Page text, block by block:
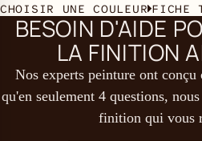
CHOISIR UNE COULEUR FICHE
BESOIN D'AIDE
LA FINITION
Nos experts peinture ont
qu'en seulement 4 questions,
finition qui vous